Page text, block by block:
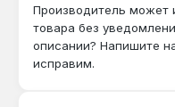
Да — диаметр
полиамид 6.6
надежную
25 мм при
Производитель может
товара без
описании? Напишите
исправим.